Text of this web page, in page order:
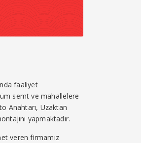
faaliyet
semt ve mahallelere
Anahtarı, Uzaktan
yapmaktadır.
veren firmamız